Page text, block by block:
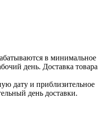
в минимальное
день. Доставка товара
дату и приблизительное
день доставки.